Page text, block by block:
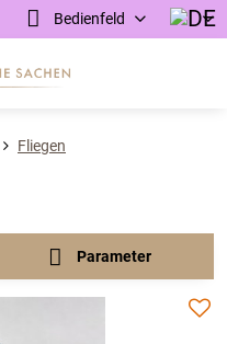
Bedienfeld
Fliegen
Parameter